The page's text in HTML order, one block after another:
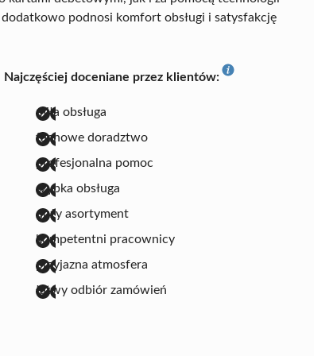
podnosi komfort obsługi i satysfakcję
Najczęściej doceniane przez klientów:
miła obsługa
fachowe doradztwo
profesjonalna pomoc
szybka obsługa
duży asortyment
kompetentni pracownicy
przyjazna atmosfera
łatwy odbiór zamówień